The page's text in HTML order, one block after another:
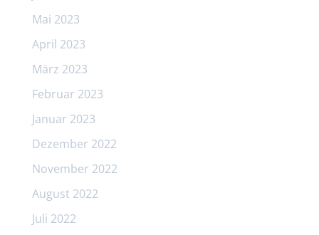
Mai 2023
April 2023
März 2023
Februar 2023
Januar 2023
Dezember 2022
November 2022
August 2022
Juli 2022